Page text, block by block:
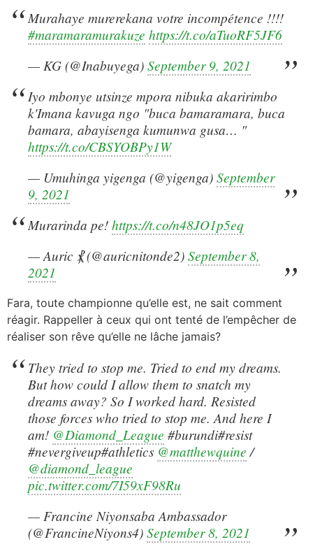
Murahaye murerekana votre incompétence !!!!
#maramaramurakuze https://t.co/aTuoRF5JF6
— KG (@Inabuyega)September 9, 2021
Iyo mbonye utsinze mpora nibuka akaririmbo
k'Imana kavuga ngo "buca bamaramara, buca
bamara, abayisenga kumunwa gusa… "
https://t.co/CBSYOBPy1W
— Umuhinga yigenga (@yigenga)September
9, 2021
Murarinda pe!https://t.co/n48JO1p5eq
— Auric ⳩ (@auricnitonde2)September 8,
2021
Fara, toute championne qu’elle est, ne sait comment
réagir. Rappeller à ceux qui ont tenté de l’empêcher de
réaliser son rêve qu’elle ne lâche jamais?
They tried to stop me. Tried to end my dreams.
But how could I allow them to snatch my
dreams away? So I worked hard. Resisted
those forces who tried to stop me. And here I
am! @Diamond_League #burundi#resist
#nevergiveup#athletics@matthewquine/
@diamond_league
pic.twitter.com/7I59xF98Ru
— Francine Niyonsaba Ambassador
(@FrancineNiyons4)September 8, 2021